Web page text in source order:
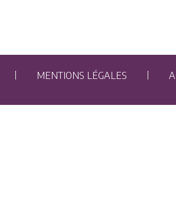
MENTIONS LÉGALES